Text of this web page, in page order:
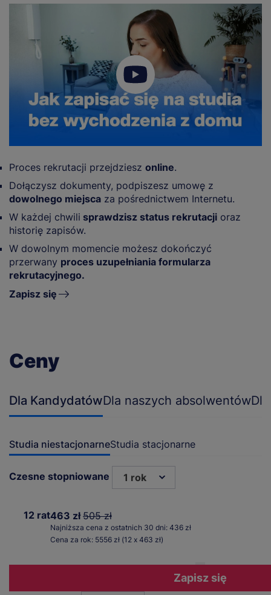
Proces rekrutacji przejdziesz online.
Dołączysz dokumenty, podpiszesz umowę z
dowolnego miejsca za pośrednictwem Internetu.
W każdej chwili sprawdzisz status rekrutacji oraz
historię zapisów.
W dowolnym momencie możesz dokończyć
przerwany proces uzupełniania formularza
rekrutacyjnego.
Zapisz się
Ceny
Dla KandydatówDla naszych absolwentów
Studia niestacjonarneStudia stacjonarne
Czesne stopniowane 1 rok
12 rat463 zł505 zł
Najniższa cena z ostatnich 30 dni: 436 zł
Cena za rok: 5556 zł (12 x 463 zł)
Zapisz się